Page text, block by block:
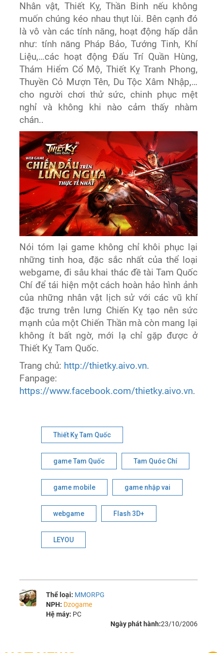
Nhân vật, Thiết Kỵ, Thần Binh nếu không
muốn chúng kéo nhau thụt lùi. Bên cạnh đó
là vô vàn các tính năng, hoạt động hấp dẫn
như: tính năng Pháp Bảo, Tướng Tinh, Khí
Liệu,…các hoạt động Đấu Trí Quần Hùng,
Thám Hiểm Cổ Mộ, Thiết Kỵ Tranh Phong,
Thuyền Cỏ Mượn Tên, Du Tộc Xâm Nhập,…
cho người chơi thử sức, chinh phục mệt
nghỉ và không khi nào cảm thấy nhàm
chán..
Nói tóm lại game không chỉ khôi phục lại
những tinh hoa, đặc sắc nhất của thể loại
webgame, đi sâu khai thác đề tài Tam Quốc
Chí để tái hiện một cách hoàn hảo hình ảnh
của những nhân vật lịch sử với các vũ khí
đặc trưng trên lưng Chiến Kỵ tạo nên sức
mạnh của một Chiến Thần mà còn mang lại
không ít bất ngờ, mới lạ chỉ gặp được ở
Thiết Kỵ Tam Quốc.
Trang chủ: http://thietky.aivo.vn.
Fanpage:
https://www.facebook.com/thietky.aivo.vn.
Thiết Kỵ Tam Quốc
game Tam Quốc Tam Quóc Chí
game mobile game nhập vai
webgame Flash 3D+
LEYOU
Thể loại: MMORPG
NPH: Dzogame
Hệ máy: PC
Ngày phát hành:23/10/2006